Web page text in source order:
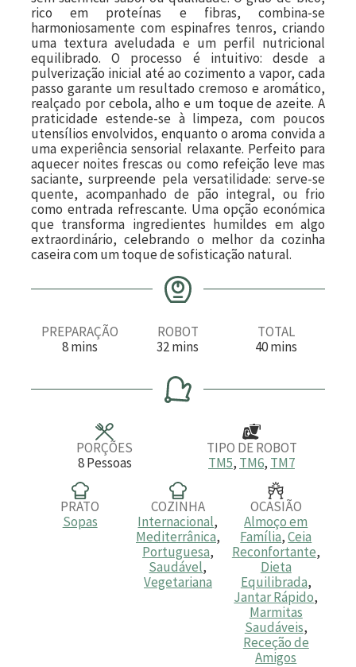
rico em proteínas e fibras, combina-se
harmoniosamente com espinafres tenros, criando
uma textura aveludada e um perfil nutricional
equilibrado. O processo é intuitivo: desde a
pulverização inicial até ao cozimento a vapor, cada
passo garante um resultado cremoso e aromático,
realçado por cebola, alho e um toque de azeite. A
praticidade estende-se à limpeza, com poucos
utensílios envolvidos, enquanto o aroma convida a
uma experiência sensorial relaxante. Perfeito para
aquecer noites frescas ou como refeição leve mas
saciante, surpreende pela versatilidade: serve-se
quente, acompanhado de pão integral, ou frio
como entrada refrescante. Uma opção económica
que transforma ingredientes humildes em algo
extraordinário, celebrando o melhor da cozinha
caseira com um toque de sofisticação natural.
PREPARAÇÃO
8m
u
mins
ROBOT
32m
n
u
t
mins
TOTAL
40m
u
mins
PORÇÕES
8 Pessoas
TIPO DE ROBOT
TM5, TM6, TM7
PRATO
Sopas
COZINHA
Internacional,
Mediterrânica,
Portuguesa,
Saudável,
Vegetariana
OCASIÃO
Almoço em
Família,Ceia
Reconfortante,
Dieta
Equilibrada,
Jantar Rápido,
Marmitas
Saudáveis,
Receção de
Amigos